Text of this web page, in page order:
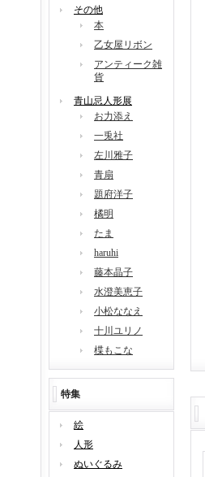
その他
本
乙女屋リボン
アンティーク雑
貨
青山忌人形展
お力添え
一兎社
左川雅子
青扇
題府洋子
橘明
たま
haruhi
藤本晶子
水澄美恵子
小松ななえ
十川ユリノ
楪もこな
特集
絵
人形
ぬいぐるみ